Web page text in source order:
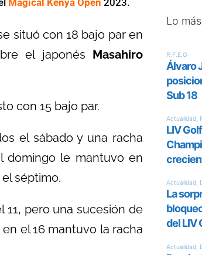
Magical Kenya Open 2023.
situó con 18 bajo par en
el japonés Masahiro
con 15 bajo par.
el sábado y una racha
domingo le mantuvo en
séptimo.
pero una sucesión de
el 16 mantuvo la racha
Lo más